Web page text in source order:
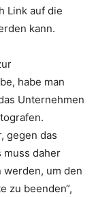
Link auf die
kann.
habe man
Unternehmen
gegen das
muss daher
um den
zu beenden“,